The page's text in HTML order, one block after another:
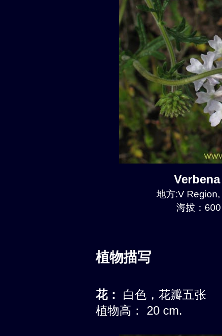
地方:V
海拔：
植物描写
花： 白色，花瓣五张
植物高： 20 cm.